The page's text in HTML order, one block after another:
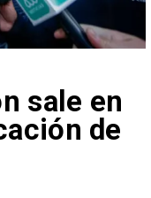
sale en
de